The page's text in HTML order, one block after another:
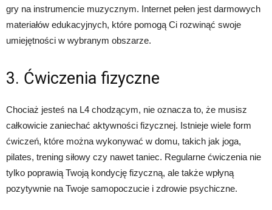
gry na instrumencie muzycznym. Internet pełen jest darmowych
materiałów edukacyjnych, które pomogą Ci rozwinąć swoje
umiejętności w wybranym obszarze.
3. Ćwiczenia fizyczne
Chociaż jesteś na L4 chodzącym, nie oznacza to, że musisz
całkowicie zaniechać aktywności fizycznej. Istnieje wiele form
ćwiczeń, które można wykonywać w domu, takich jak joga,
pilates, trening siłowy czy nawet taniec. Regularne ćwiczenia nie
tylko poprawią Twoją kondycję fizyczną, ale także wpłyną
pozytywnie na Twoje samopoczucie i zdrowie psychiczne.